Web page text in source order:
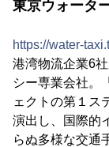
東京ウォータ
https://water-
港湾物流企業6
シー専業会社。
ェクトの第１ス
演出し、国際的
らぬ多様な交通